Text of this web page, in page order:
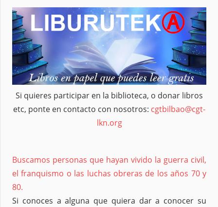
Si quieres participar en la biblioteca, o donar libros
etc, ponte en contacto con nosotros: cgtbilbao@cgt-
lkn.org
Buscamos personas que hayan vivido la guerra civil,
el franquismo o las luchas obreras de los años 70 y
80.
Si conoces a alguna que quiera dar a conocer su